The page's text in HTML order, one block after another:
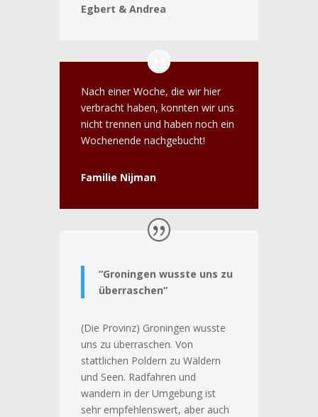
Egbert & Andrea
Nach einer Woche, die wir hier
verbracht haben, konnten wir uns
nicht trennen und haben noch ein
Wochenende nachgebucht!
Familie Nijman
“Groningen wusste uns zu
überraschen”
(Die Provinz) Groningen wusste
uns zu überraschen. Von
stattlichen Poldern zu Wäldern
und Seen. Radfahren und
wandern in der Umgebung ist
sehr empfehlenswert, aber auch